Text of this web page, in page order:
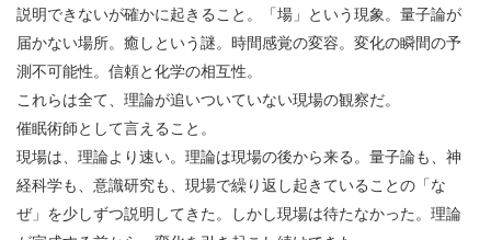
説明できないが確かに起きること。「場」という現象。量子論が
届かない場所。癒しという謎。時間感覚の変容。変化の瞬間の予
測不可能性。信頼と化学の相互性。
これらは全て、理論が追いついていない現場の観察だ。
催眠術師として言えること。
現場は、理論より速い。理論は現場の後から来る。量子論も、神
経科学も、意識研究も、現場で繰り返し起きていることの「な
ぜ」を少しずつ説明してきた。しかし現場は待たなかった。理論